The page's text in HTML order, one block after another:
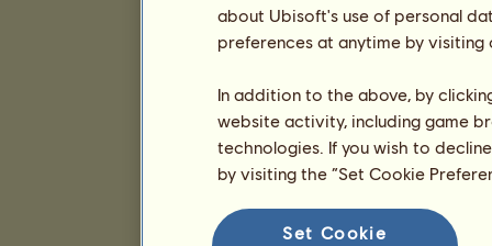
about Ubisoft's use of personal
preferences at anytime by
In addition to the above, by
website activity, including game
technologies. If you wish to
by visiting the “Set Cookie
Set Cookie